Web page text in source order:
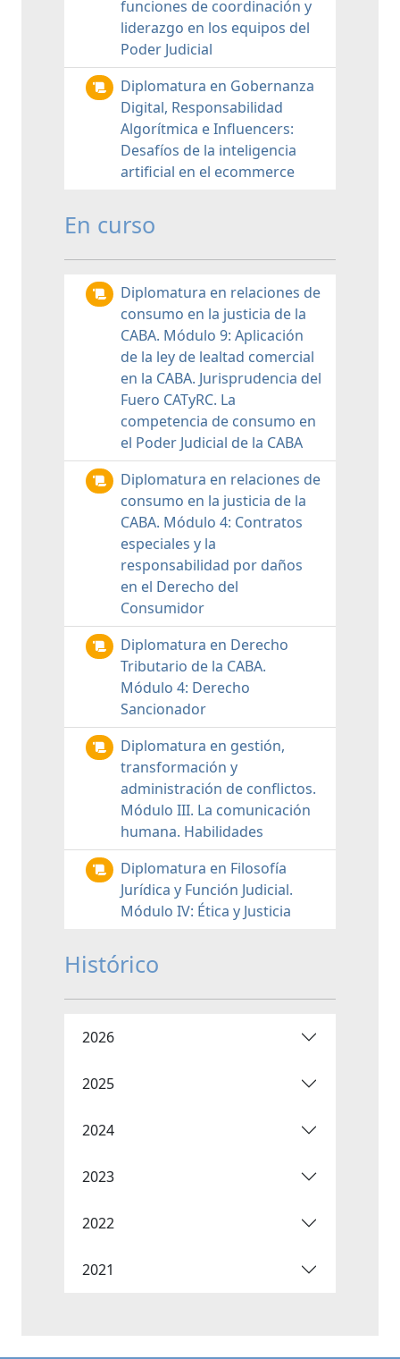
funciones de coordinación y
liderazgo en los equipos del
Poder Judicial
Diplomatura en Gobernanza
Digital, Responsabilidad
Algorítmica e Influencers:
Desafíos de la inteligencia
artificial en el ecommerce
En curso
Diplomatura en relaciones de
consumo en la justicia de la
CABA. Módulo 9: Aplicación
de la ley de lealtad comercial
en la CABA. Jurisprudencia del
Fuero CATyRC. La
competencia de consumo en
el Poder Judicial de la CABA
Diplomatura en relaciones de
consumo en la justicia de la
CABA. Módulo 4: Contratos
especiales y la
responsabilidad por daños
en el Derecho del
Consumidor
Diplomatura en Derecho
Tributario de la CABA.
Módulo 4: Derecho
Sancionador
Diplomatura en gestión,
transformación y
administración de conflictos.
Módulo III. La comunicación
humana. Habilidades
Diplomatura en Filosofía
Jurídica y Función Judicial.
Módulo IV: Ética y Justicia
Histórico
2026
2025
2024
2023
2022
2021